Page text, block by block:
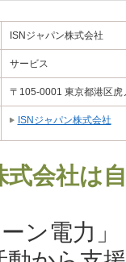
ISNジャパン株式会社
サービス
〒105-0001 東京都港区
ISNジャパン株式会社
式会社は
ン電力